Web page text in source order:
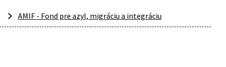
AMIF - Fond pre azyl, migráciu a integráciu